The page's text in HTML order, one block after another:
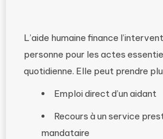
L’aide humaine finance
personne pour les actes
quotidienne. Elle peut prendre
Emploi direct d’un aidant
Recours à un service
mandataire